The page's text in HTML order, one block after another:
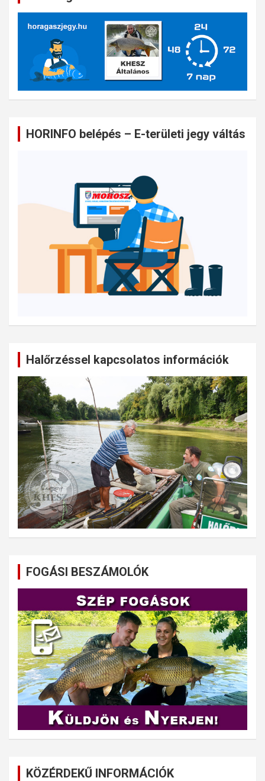
HORINFO belépés – E-területi jegy váltás
Halőrzéssel kapcsolatos információk
FOGÁSI BESZÁMOLÓK
KÖZÉRDEKŰ INFORMÁCIÓK